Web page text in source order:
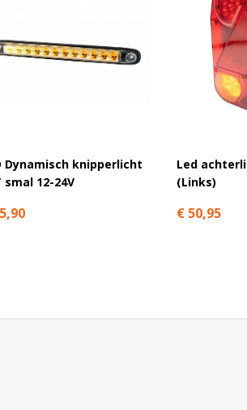
Dynamisch knipperlicht
smal 12-24V
Led
(Links)
€ 50,95